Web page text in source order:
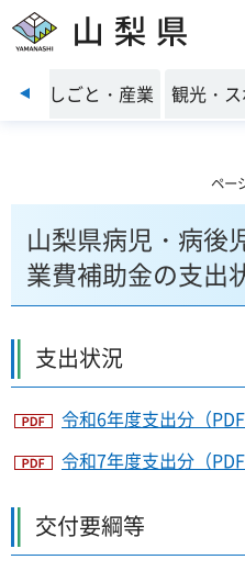
山梨県
前のスライドを表示
境 しごと・産業 観光・
ペー
山梨県病児・病後
業費補助金の支出
支出状況
令和6年度支出分（PDF
令和7年度支出分（PDF
交付要綱等